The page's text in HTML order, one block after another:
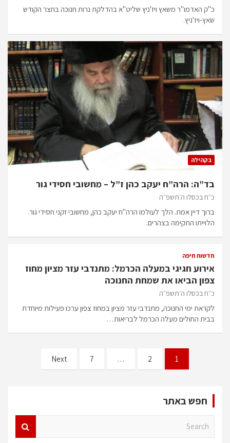
כ"ק האדמו"ר משאץ ויז'ניץ שליט"א בהדלקת נרות חנוכה בחצר הקודש
שאץ-ויז'ניץ.
בקהילה
בד”ה: הרה”ח יעקב כהן ז”ל – מחשובי חסידי גור
כ״ח בכסלו ה׳תשפ״ה
ברוך דיין אמת. הלך לעולמו הרה"ח יעקב כהן, מחשובי זקני חסידי גור.
הלוייתו התקימה בצהרים.
חדשות חיפה
אירוע חגיגי במעלה הכרמל: מתנדבי עזר מציון מחוז
צפון הביאו את שמחת החנוכה
כ״ח בכסלו ה׳תשפ״ה
לקראת ימי החנוכה, מתנדבי עזר מציון במחוז צפון ערכו פעילות מיוחדת
בבית החולים מעלה הכרמל לבריאות…
pagination
1
2
…
7
Next
חפש באתר